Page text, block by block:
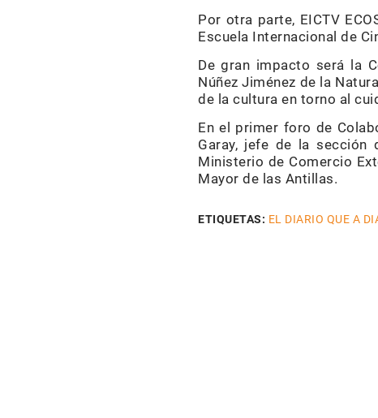
Por otra parte, EICTV
Escuela Internacional de
De gran impacto será la
Núñez Jiménez de la
de la cultura en torno al
En el primer foro de
Garay, jefe de la sección
Ministerio de Comercio
Mayor de las Antillas.
ETIQUETAS: EL DIARIO QUE A